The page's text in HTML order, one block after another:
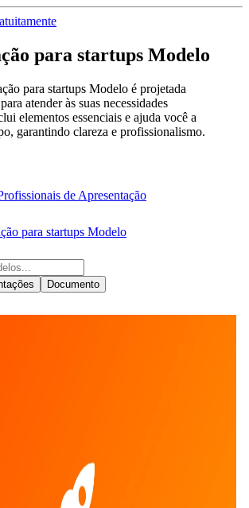
para startups Modelo
para startups Modelo é projetada
atender às suas necessidades
elementos essenciais e ajuda você a
garantindo clareza e profissionalismo.
de Apresentação
para startups Modelo
Documento